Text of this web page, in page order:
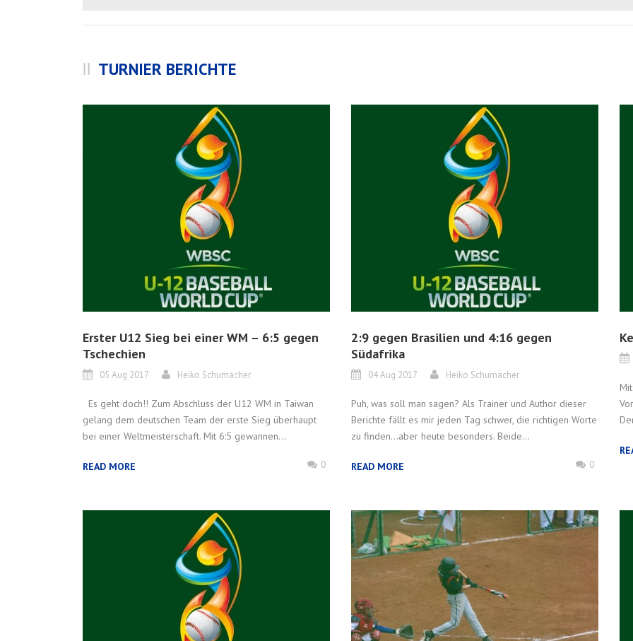
TURNIER BERICHTE
Erster U12 Sieg bei einer WM – 6:5 gegen
Tschechien
05 Aug 2017 Heiko Schumacher
Es geht doch!! Zum Abschluss der U12 WM in Taiwan
gelang dem deutschen Team der erste Sieg überhaupt
bei einer Weltmeisterschaft. Mit 6:5 gewannen...
READ MORE 0
2:9 gegen Brasilien und 4:16 gegen
Südafrika
04 Aug 2017 Heiko Schumacher
Puh, was soll man sagen? Als Trainer und Author dieser
Berichte fällt es mir jeden Tag schwer, die richtigen Worte
zu finden…aber heute besonders. Beide...
READ MORE 0